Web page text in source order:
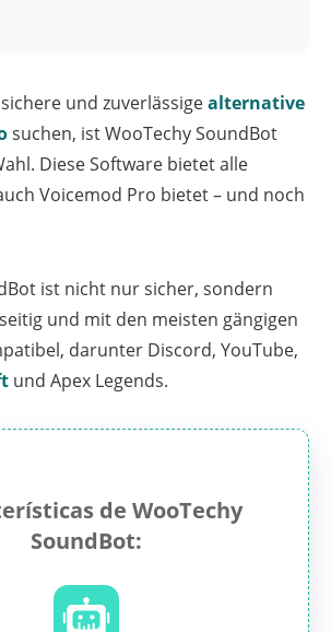
und zuverlässigealternative
suchen, ist WooTechy SoundBot
Diese Software bietet alle
Voicemod Pro bietet – und noch
ist nicht nur sicher, sondern
und mit den meisten gängigen
darunter Discord, YouTube,
und Apex Legends.
de WooTechy
SoundBot: